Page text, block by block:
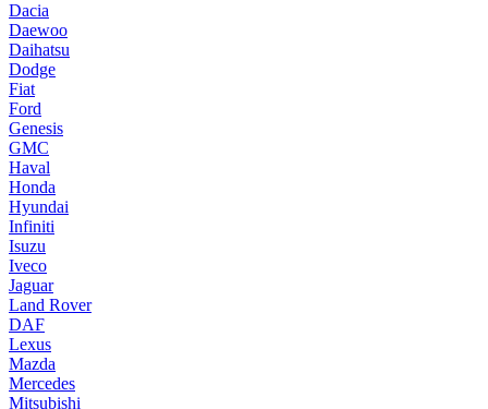
Dacia
Daewoo
Daihatsu
Dodge
Fiat
Ford
Genesis
GMC
Haval
Honda
Hyundai
Infiniti
Isuzu
Iveco
Jaguar
Land Rover
DAF
Lexus
Mazda
Mercedes
Mitsubishi